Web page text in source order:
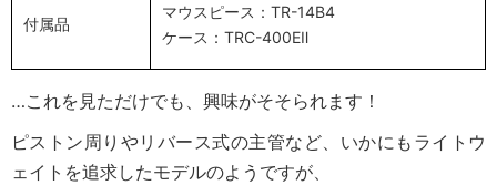
付属品
マウスピース：TR-14B4
ケース：TRC-400EⅡ
…これを見ただけでも、興味がそそられます！
ピストン周りやリバース式の主管など、いかにもライトウ
ェイトを追求したモデルのようですが、